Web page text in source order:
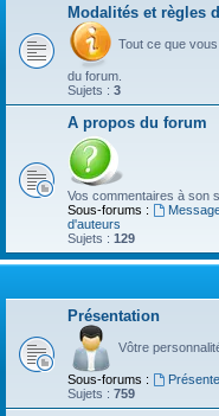
Modalités et règles
Tout ce que
du forum.
Sujets : 3
A propos du forum
Vos commentaires à son
Sous-forums :
d'auteurs
Sujets : 129
Présentation
Vôtre
Sous-forums :
Sujets : 759